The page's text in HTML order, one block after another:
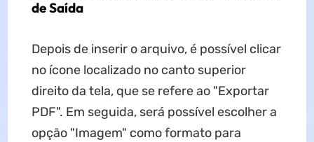
de Saída
Depois de inserir o arquivo, é possível clicar
no ícone localizado no canto superior
direito da tela, que se refere ao "Exportar
PDF". Em seguida, será possível escolher a
opção "Imagem" como formato para